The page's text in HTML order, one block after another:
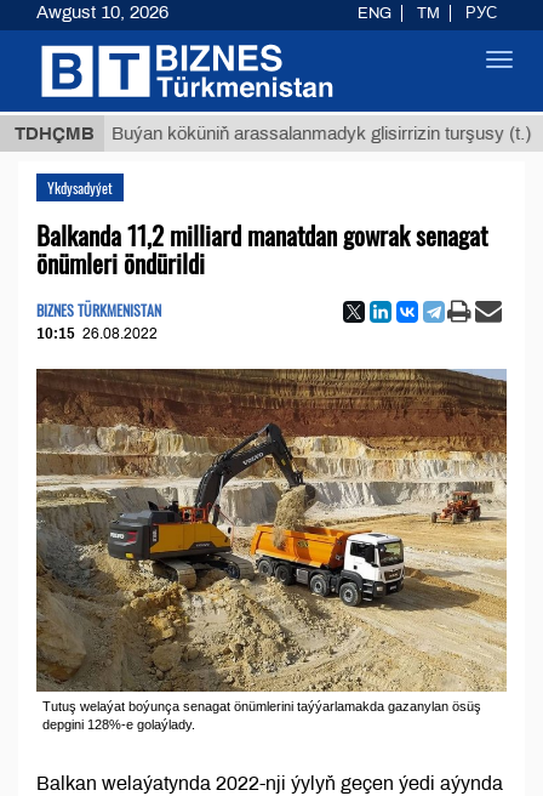
TDHÇMBBuýan köküniň arassalanmadyk glisirrizin turşusy (t.)
Ykdysadyýet
Balkanda 11,2 milliard manatdan gowrak senagat
önümleri öndürildi
BIZNES TÜRKMENISTAN
10:15 26.08.2022
Tutuş welaýat boýunça senagat önümlerini taýýarlamakda gazanylan ösüş
depgini 128%-e golaýlady.
Balkan welaýatynda 2022-nji ýylyň geçen ýedi aýynda
Awgust 10, 2026 ENG TM РУС